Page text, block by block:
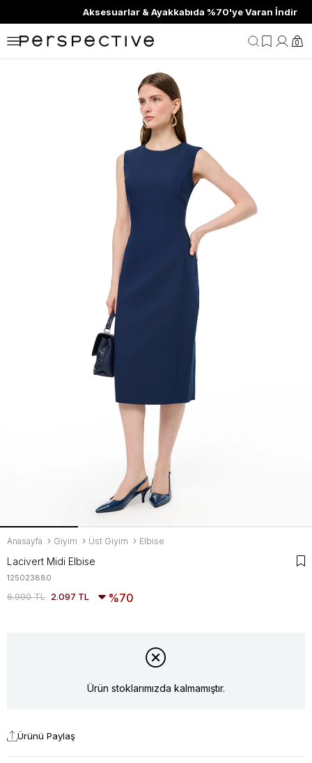
Aksesuarlar & Ayakkabıda %70'ye Varan İndirim
0
Anasayfa Giyim Üst Giyim Elbise
Lacivert Midi Elbise
125023880
6.990 TL 2.097 TL 70
Ürün stoklarımızda kalmamıştır.
Ürünü Paylaş